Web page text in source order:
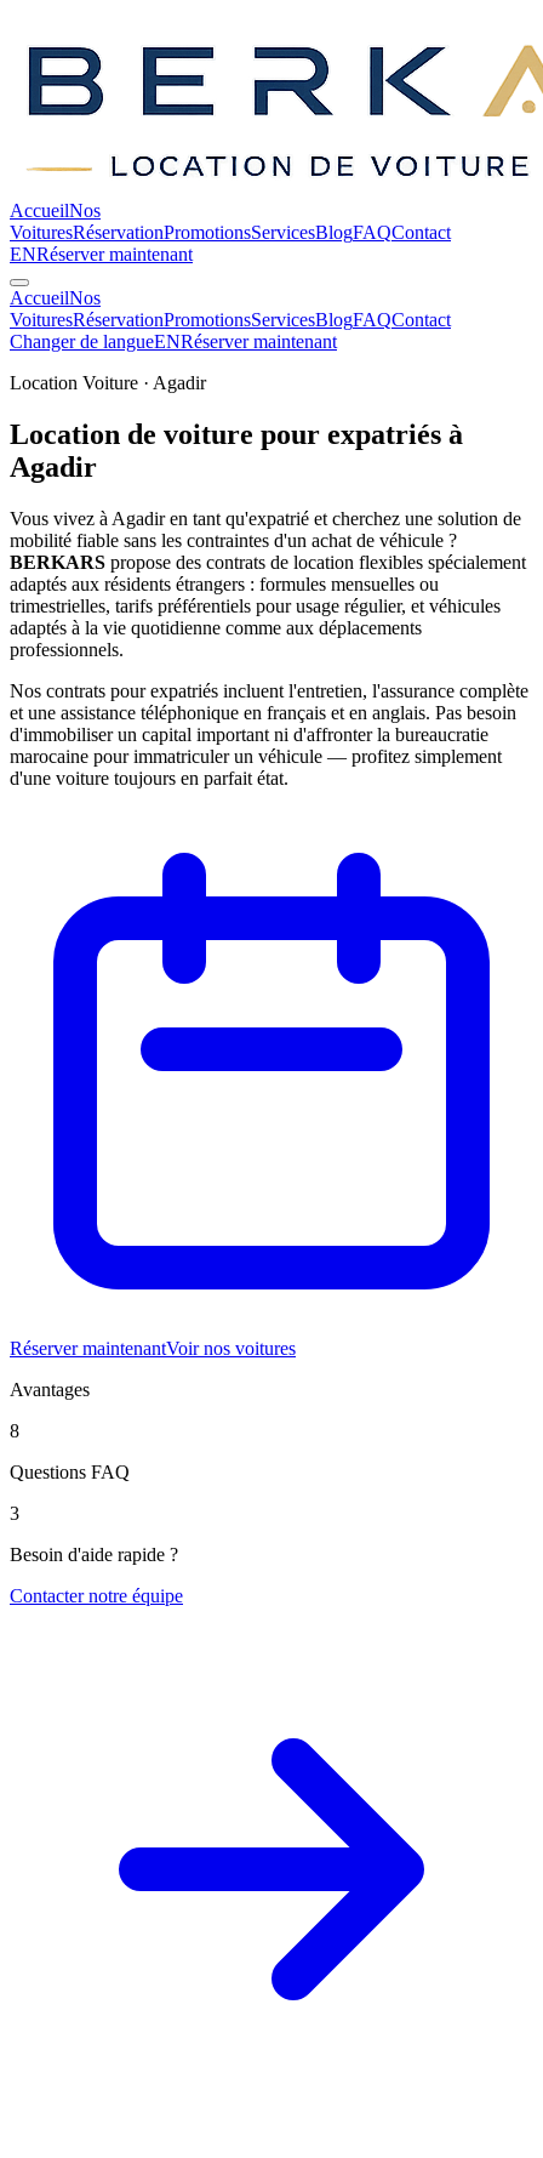
AccueilNos
VoituresRéservationPromotionsServicesBlogFAQContact
ENRéserver maintenant
AccueilNos
VoituresRéservationPromotionsServicesBlogFAQContact
Changer de langueENRéserver maintenant
Location Voiture · Agadir
Location de voiture pour expatriés à
Agadir
Vous vivez à Agadir en tant qu'expatrié et cherchez une solution de
mobilité fiable sans les contraintes d'un achat de véhicule ?
BERKARS propose des contrats de location flexibles spécialement
adaptés aux résidents étrangers : formules mensuelles ou
trimestrielles, tarifs préférentiels pour usage régulier, et véhicules
adaptés à la vie quotidienne comme aux déplacements
professionnels.
Nos contrats pour expatriés incluent l'entretien, l'assurance complète
et une assistance téléphonique en français et en anglais. Pas besoin
d'immobiliser un capital important ni d'affronter la bureaucratie
marocaine pour immatriculer un véhicule — profitez simplement
d'une voiture toujours en parfait état.
Réserver maintenantVoir nos voitures
Avantages
8
Questions FAQ
3
Besoin d'aide rapide ?
Contacter notre équipe